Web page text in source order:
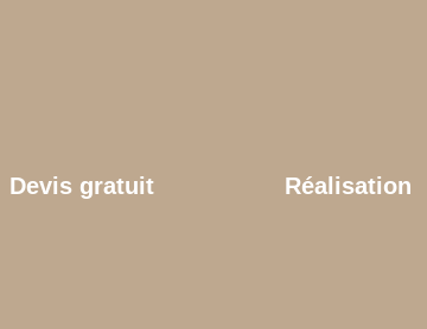
Devis gratuit Réalisation